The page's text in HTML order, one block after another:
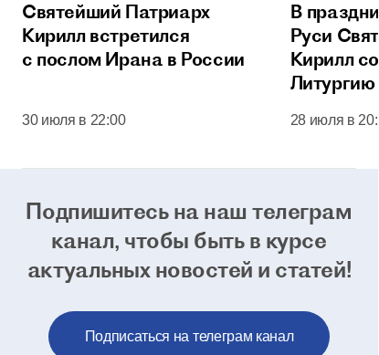
Святейший Патриарх
Кирилл встретился
с послом Ирана в России
30 июля в 22:00
В
Руси
Кирилл
Кремля
28 июля в
Подпишитесь на наш телеграм
канал, чтобы быть в курсе
актуальных новостей и статей!
Подписаться на телеграм канал